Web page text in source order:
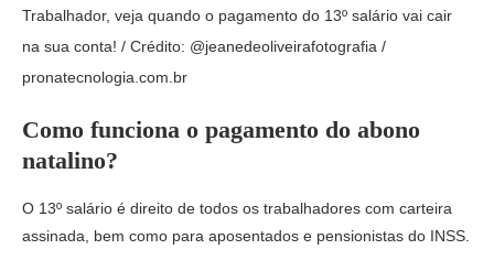
Trabalhador, veja quando o pagamento do 13º salário vai cair
na sua conta! / Crédito: @jeanedeoliveirafotografia /
pronatecnologia.com.br
Como funciona o pagamento do abono
natalino?
O 13º salário é direito de todos os trabalhadores com carteira
assinada, bem como para aposentados e pensionistas do INSS.